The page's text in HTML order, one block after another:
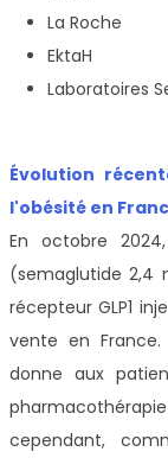
La Roche
EktaH
Laboratoires
Évolution
l'obésité en
En octobre
(semaglutide 2,4
récepteur GLP1
vente en
donne aux
cependant,